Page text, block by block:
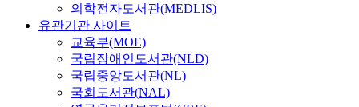
의학전자도서관(MEDLIS)
유관기관 사이트
교육부(MOE)
국립장애인도서관(NLD)
국립중앙도서관(NL)
국회도서관(NAL)